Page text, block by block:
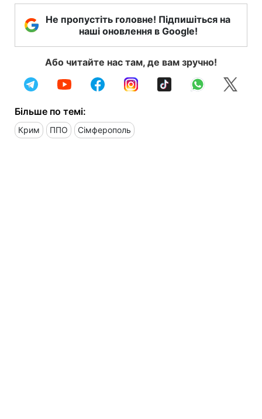
Не пропустіть головне! Підпишіться на
наші оновлення в Google!
Або читайте нас там, де вам зручно!
Більше по темі:
Крим ППО Сімферополь